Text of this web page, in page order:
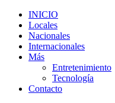
INICIO
Locales
Nacionales
Internacionales
Más
Entretenimiento
Tecnología
Contacto